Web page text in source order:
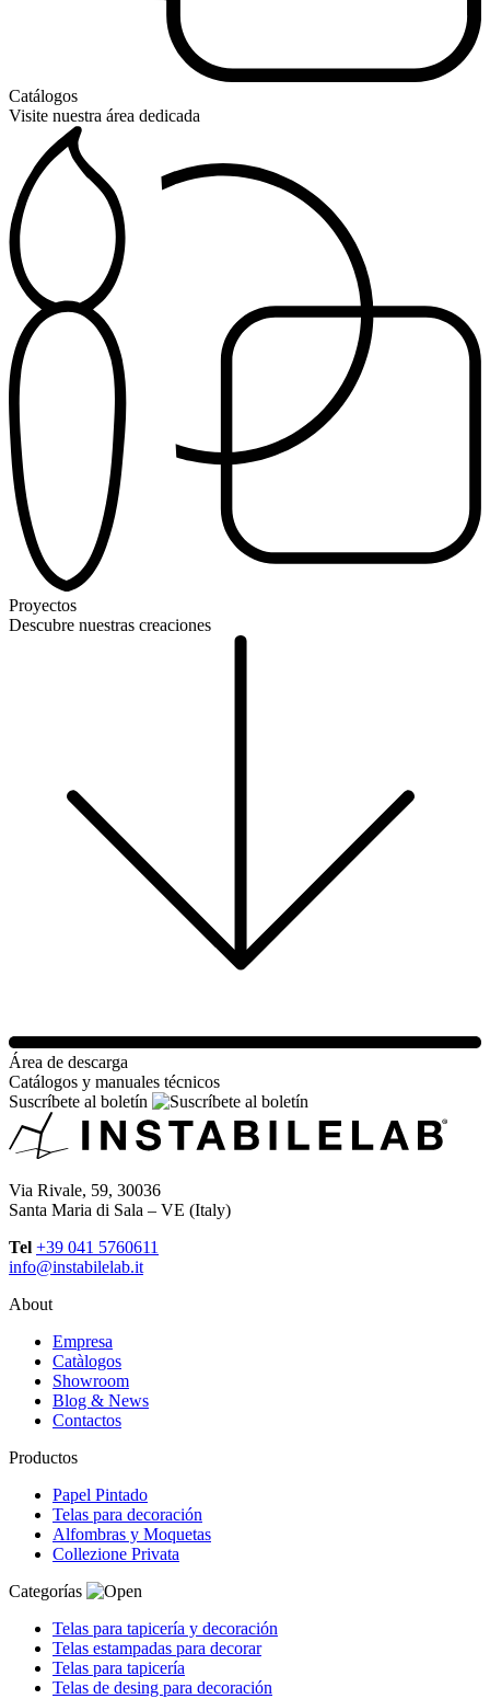
Catálogos
Visite nuestra área dedicada
Proyectos
Descubre nuestras creaciones
Área de descarga
Catálogos y manuales técnicos
Suscríbete al boletín
Via Rivale, 59, 30036
Santa Maria di Sala – VE (Italy)
Tel +39 041 5760611
info@instabilelab.it
About
Empresa
Catàlogos
Showroom
Blog & News
Contactos
Productos
Papel Pintado
Telas para decoración
Alfombras y Moquetas
Collezione Privata
Categorías
Telas para tapicería y decoración
Telas estampadas para decorar
Telas para tapicería
Telas de desing para decoración